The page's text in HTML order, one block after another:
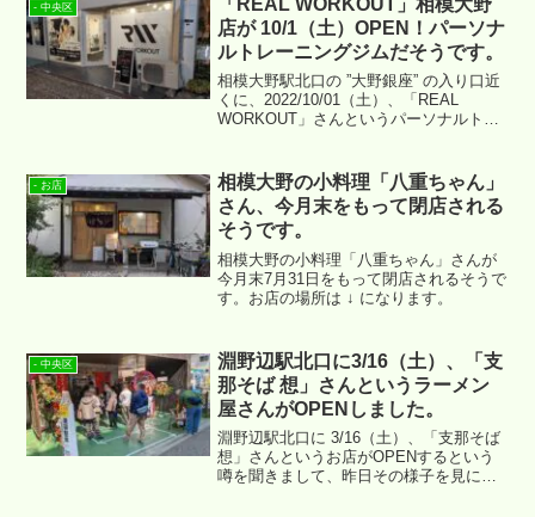
- 中央区
「REAL WORKOUT」相模大野
店が 10/1（土）OPEN！パーソナ
ルトレーニングジムだそうです。
相模大野駅北口の ”大野銀座” の入り口近
くに、2022/10/01（土）、「REAL
WORKOUT」さんというパーソナルトレ
- お店
相模大野の小料理「八重ちゃん」
さん、今月末をもって閉店される
そうです。
相模大野の小料理「八重ちゃん」さんが
今月末7月31日をもって閉店されるそうで
す。お店の場所は ↓ になります。
- 中央区
淵野辺駅北口に3/16（土）、「支
那そば 想」さんというラーメン
屋さんがOPENしました。
淵野辺駅北口に 3/16（土）、「支那そば
想」さんというお店がOPENするという
噂を聞きまして、昨日その様子を見に行